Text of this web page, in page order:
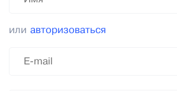
или авторизоваться